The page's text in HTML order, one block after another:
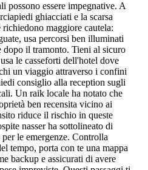
possono essere impegnative. A
ghiacciati e la scarsa
maggiore cautela:
usa percorsi ben illuminati
dopo il tramonto. Tieni al sicuro
le casseforti dell'hotel dove
un viaggio attraverso i confini
consiglio alla reception sugli
Un raik locale ha notato che
ben recensita vicino ai
riduce il rischio in queste
nasser ha sottolineato di
le emergenze. Controlla
tempo, porta con te una mappa
backup e assicurati di avere